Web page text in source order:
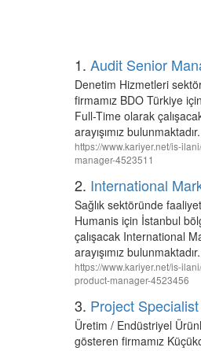
1. Audit Senior
Denetim Hizmetleri
firmamız BDO Türkiye
Full-Time olarak
arayışımız bulunmaktadır.
https://www.kariyer.net/is-
manager-4523511
2. International
Sağlık sektöründe
Humanis için İstanbul
çalışacak International
arayışımız bulunmaktadır.
https://www.kariyer.net/is-
product-manager-4523456
3. Project Specialist
Üretim / Endüstriyel
gösteren firmamız